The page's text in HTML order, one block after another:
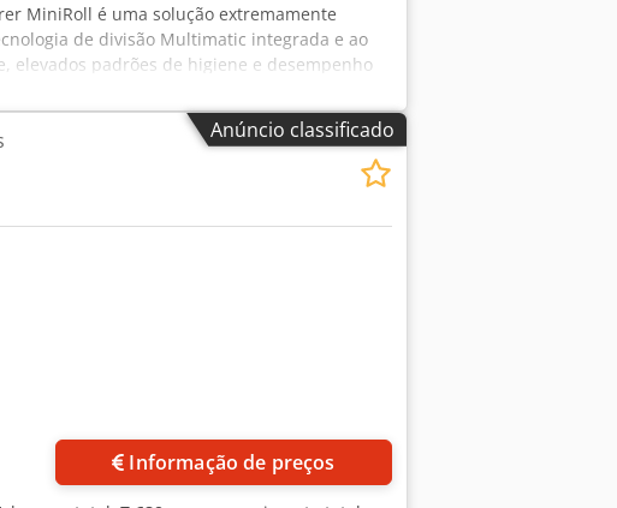
MiniRoll é uma solução extremamente
de divisão Multimatic integrada e ao
padrões de higiene e desempenho
de operação! Adequada para a produção de:
600 mm Cabeça Multimatic Pro G 2 integrada,
3.000 unidades/hora Área de divisão e
manual de pressão para modelagem precisa
para até 3 cilindros de câmara Posição
Anúncio classificado
Informação de preços